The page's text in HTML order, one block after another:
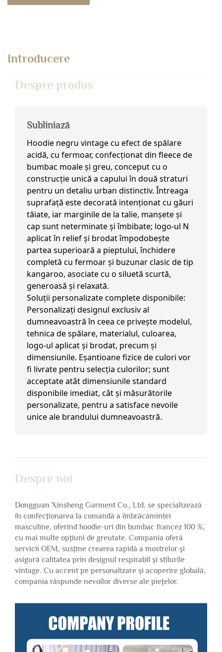
Introducere
Despre produs
Subliniază
Hoodie negru vintage cu efect de spălare
acidă, cu fermoar, confecționat din fleece de
bumbac moale și greu, conceput cu o
construcție unică a capului în două straturi
pentru un detaliu urban distinctiv. Întreaga
suprafață este decorată intenționat cu găuri
tăiate, iar marginile de la talie, manșete și
cap sunt neterminate și îmbibate; logo-ul N
aplicat în relief și brodat împodobește
partea superioară a pieptului, închidere
completă cu fermoar și buzunar clasic de tip
kangaroo, asociate cu o siluetă scurtă,
generoasă și relaxată.
Soluții personalizate complete disponibile:
Personalizați designul exclusiv al
dumneavoastră în ceea ce privește modelul,
tehnica de spălare, materialul, culoarea,
logo-ul aplicat și brodat, precum și
dimensiunile. Eșantioane fizice de culori vor
fi livrate pentru selecția culorilor; sunt
acceptate atât dimensiunile standard
disponibile imediat, cât și măsurătorile
personalizate, pentru a satisface nevoile
unice ale brandului dumneavoastră.
Despre noi
Dongguan Xinsheng Garment Co., Ltd. se specializează
în confecţionarea la comandă a îmbrăcămintei
masculine, oferind hoodie-uri din bumbac francez 100 %,
cu mai multe opţiuni de greutate. Compania oferă
servicii OEM, susţine crearea rapidă a mostrelor şi
asigură calitatea prin designul respirabil şi stilurile
vintage. Cu accent pe personalizare şi acoperire globală,
compania răspunde nevoilor diverse ale pieţelor.